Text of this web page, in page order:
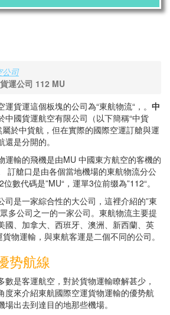
公司
運公司 112 MU
貨運這個板塊的公司為“東航物流“，。 中
中國貨運航空有限公司（以下簡稱“中貨
於中貨航，但在實際的國際空運訂艙與運
是分開的。
運輸的飛機是由MU 中國東方航空的客機的
訂艙口是由各個當地機場的東航物流分公
數代碼是”MU“，運單3位前缀為”112“。
司是一家綜合性的大公司，這裡介紹的”東
多公司之一的一家公司。東航物流主要提
國、加拿大、西班牙、澳洲、新西蘭、英
物運輸，與東航客運是二個不同的公司。
势航線
是客運航空，對於貨物運輸瞭解甚少，
度來介紹東航國際空運貨物運輸的優势航
出去到達目的地那些機場。